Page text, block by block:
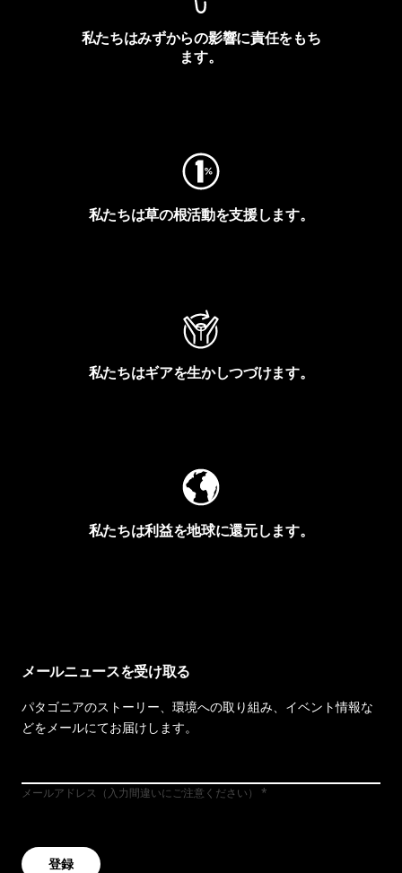
私たちはみずからの影響に責任をもち
ます。
私たちは草の根活動を支援します。
私たちはギアを生かしつづけます。
私たちは利益を地球に還元します。
メールニュースを受け取る
パタゴニアのストーリー、環境への取り組み、イベント情報な
どをメールにてお届けします。
メールアドレス（入力間違いにご注意ください）
登録